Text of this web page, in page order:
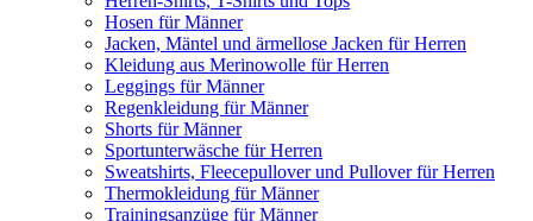
Hosen für Männer
Jacken, Mäntel und ärmellose Jacken für Herren
Kleidung aus Merinowolle für Herren
Leggings für Männer
Regenkleidung für Männer
Shorts für Männer
Sportunterwäsche für Herren
Sweatshirts, Fleecepullover und Pullover für Herren
Thermokleidung für Männer
Trainingsanzüge für Männer